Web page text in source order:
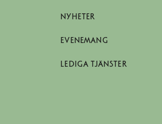
NYHETER
EVENEMANG
LEDIGA TJÄNSTER